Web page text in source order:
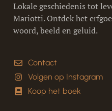
Lokale geschiedenis tot
Mariotti. Ontdek het
woord, beeld en geluid.
Contact
Volgen op Instagram
Koop het boek